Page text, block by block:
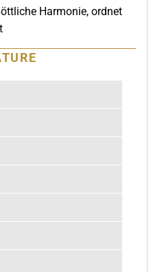
Harmonie, ordnet